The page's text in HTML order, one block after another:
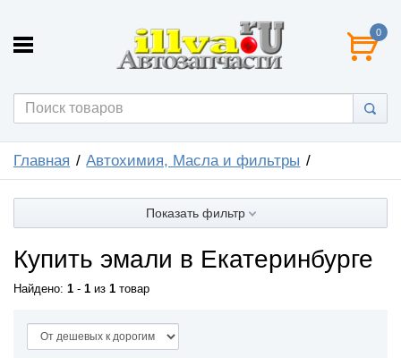
0
Главная Автохимия, Масла и фильтры
Показать фильтр
Купить эмали в Екатеринбурге
Найдено: 1 - 1 из 1 товар